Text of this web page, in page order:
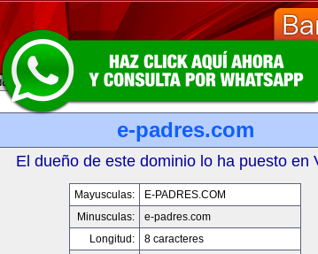
e-padres.com
El dueño de este dominio lo ha puesto en
Mayusculas:
E-PADRES.COM
Minusculas:
e-padres.com
Longitud:
8 caracteres